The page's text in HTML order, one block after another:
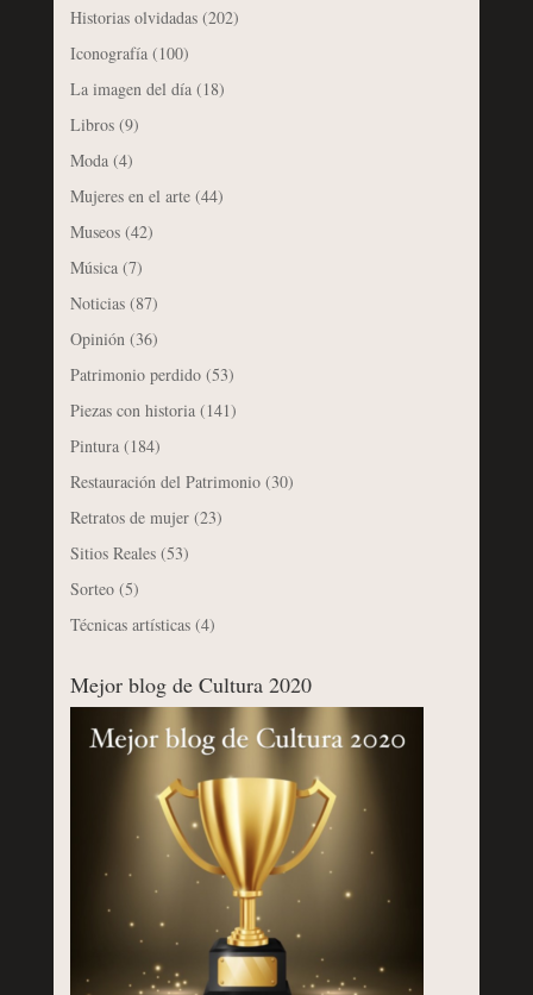
Historias olvidadas(202)
Iconografía(100)
La imagen del día(18)
Libros(9)
Moda(4)
Mujeres en el arte(44)
Museos(42)
Música(7)
Noticias(87)
Opinión(36)
Patrimonio perdido(53)
Piezas con historia(141)
Pintura(184)
Restauración del Patrimonio(30)
Retratos de mujer(23)
Sitios Reales(53)
Sorteo(5)
Técnicas artísticas(4)
Mejor blog de Cultura 2020